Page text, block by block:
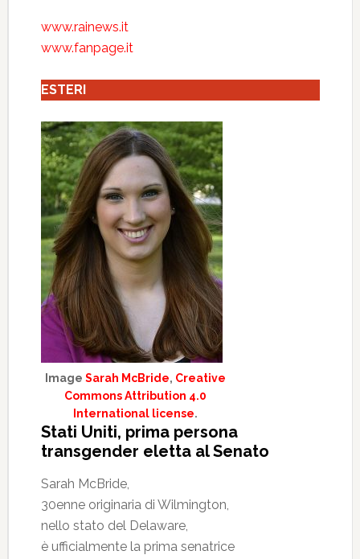
www.rainews.it
www.fanpage.it
ESTERI
ImageSarah McBride, Creative
Commons Attribution 4.0
International license.
Stati Uniti, prima persona
transgender eletta al Senato
Sarah McBride,
30enne originaria di Wilmington,
nello stato del Delaware,
è ufficialmente la prima senatrice